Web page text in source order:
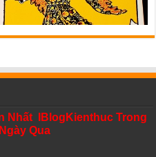
Nhất IBlogKienthuc Trong
Qua